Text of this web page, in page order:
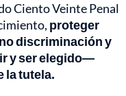
Ciento Veinte Penal
proteger
discriminación y
y ser elegido—
la tutela.